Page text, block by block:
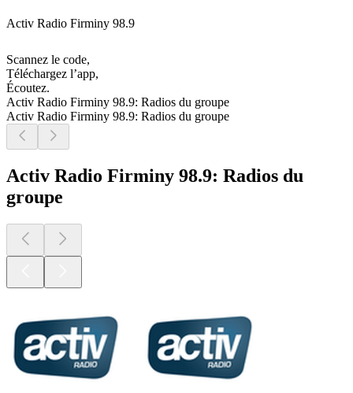
Activ Radio Firminy 98.9
Scannez le code,
Téléchargez l’app,
Écoutez.
Activ Radio Firminy 98.9: Radios du groupe
Activ Radio Firminy 98.9: Radios du groupe
Activ Radio Firminy 98.9: Radios du
groupe